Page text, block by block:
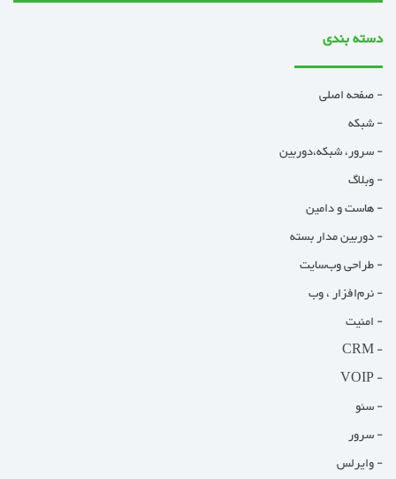
دسته بندی
- صفحه اصلی
- شبکه
- سرور، شبکه،دوربین
- وبلاگ
- هاست و دامین
- دوربین مدار بسته
- طراحی وب‌سایت
- نرم‌افزار ، وب
- امنیت
- CRM
- VOIP
- سئو
- سرور
- وایرلس